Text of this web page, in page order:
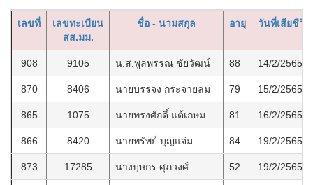
เลขที่
เลขทะเบียน
สส.มม.
ชื่อ - นามสกุล อายุ วันที่เสียชีวิต
908 9105 น.ส.พูลพรรณ ชัยวัฒน์ 88 14/2/2565
870 8406 นายบรรจง กระจายลม 79 15/2/2565
865 1075 นายทรงศักดิ์ แต้เกษม 81 16/2/2565
866 8420 นายทรัพย์ บุญแจ่ม 84 19/2/2565
873 17285 นางบุษกร ศุภวงศ์ 52 19/2/2565